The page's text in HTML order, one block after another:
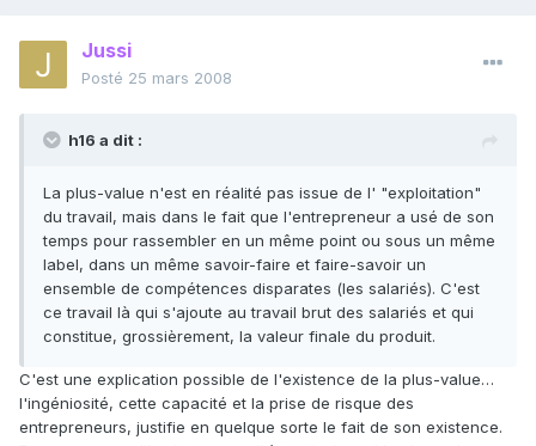
Jussi
Posté 25 mars 2008
h16 a dit :
La plus-value n'est en réalité pas issue de l' "exploitation"
du travail, mais dans le fait que l'entrepreneur a usé de son
temps pour rassembler en un même point ou sous un même
label, dans un même savoir-faire et faire-savoir un
ensemble de compétences disparates (les salariés). C'est
ce travail là qui s'ajoute au travail brut des salariés et qui
constitue, grossièrement, la valeur finale du produit.
C'est une explication possible de l'existence de la plus-value…
l'ingéniosité, cette capacité et la prise de risque des
entrepreneurs, justifie en quelque sorte le fait de son existence.